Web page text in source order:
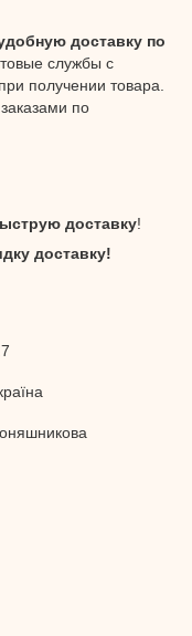
доставку по
службы с
получении товара.
по
доставку!
доставку!